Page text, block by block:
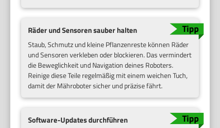
Räder und Sensoren sauber halten
Staub, Schmutz und kleine Pflanzenreste können Räder
und Sensoren verkleben oder blockieren. Das vermindert
die Beweglichkeit und Navigation deines Roboters.
Reinige diese Teile regelmäßig mit einem weichen Tuch,
damit der Mähroboter sicher und präzise fährt.
Software-Updates durchführen